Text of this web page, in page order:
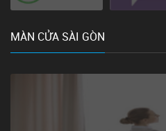
MÀN CỬA SÀI GÒN